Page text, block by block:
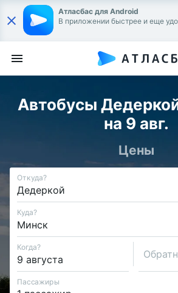
Атласбас для Android
В приложении быстрее и еще
Автобусы
на 9 авг.
Цены
Откуда?
Куда?
Когда?
Пассажиры